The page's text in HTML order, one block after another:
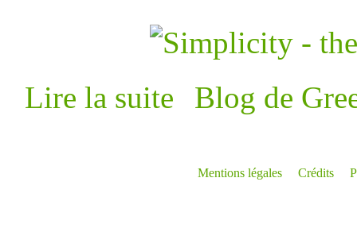
Lire la suite de Première éd'...
Blog de
Mentions légales Crédits